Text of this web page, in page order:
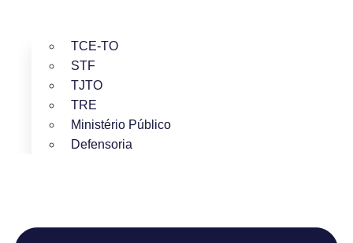
TCE-TO
STF
TJTO
TRE
Ministério Público
Defensoria